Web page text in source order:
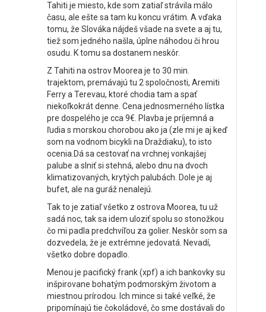
Tahiti je miesto, kde som zatiaľ strávila málo
času, ale ešte sa tam ku koncu vrátim. A vďaka
tomu, že Slováka nájdeš všade na svete a aj tu,
tiež som jedného našla, úplne náhodou či hrou
osudu. K tomu sa dostanem neskôr.
Z Tahiti na ostrov Moorea je to 30 min.
trajektom, premávajú tu 2 spoločnosti, Aremiti
Ferry a Terevau, ktoré chodia tam a spať
niekoľkokrát denne. Cena jednosmerného lístka
pre dospelého je cca 9€. Plavba je príjemná a
ľudia s morskou chorobou ako ja (zle mi je aj keď
som na vodnom bicykli na Draždiaku), to isto
ocenia.Dá sa cestovať na vrchnej vonkajšej
palube a slniť si stehná, alebo dnu na dvoch
klimatizovaných, krytých palubách. Dole je aj
bufet, ale na guráž nenalejú.
Tak to je zatiaľ všetko z ostrova Moorea, tu už
sadá noc, tak sa idem uloziť spolu so stonožkou
čo mi padla predchvíľou za golier. Neskôr som sa
dozvedela, že je extrémne jedovatá. Nevadí,
všetko dobre dopadlo.
Menou je pacifický frank (xpf) a ich bankovky su
inšpirovane bohatým podmorským životom a
miestnou prírodou. Ich mince si také veľké, že
pripomínajú tie čokoládové, čo sme dostávali do